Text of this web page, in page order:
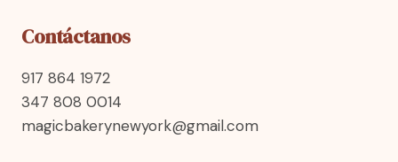
Contáctanos
917 864 1972
347 808 0014
magicbakerynewyork@gmail.com